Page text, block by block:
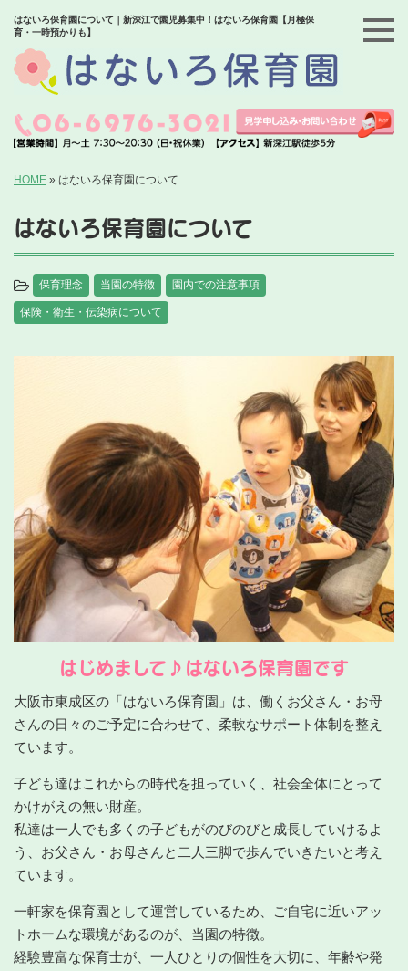
はないろ保育園について｜新深江で園児募集中！はないろ保育園【月極保
育・一時預かりも】
HOME » はないろ保育園について
はないろ保育園について
保育理念 当園の特徴 園内での注意事項
保険・衛生・伝染病について
はじめまして♪はないろ保育園です
大阪市東成区の「はないろ保育園」は、働くお父さん・お母
さんの日々のご予定に合わせて、柔軟なサポート体制を整え
ています。
子ども達はこれからの時代を担っていく、社会全体にとって
かけがえの無い財産。
私達は一人でも多くの子どもがのびのびと成長していけるよ
う、お父さん・お母さんと二人三脚で歩んでいきたいと考え
ています。
一軒家を保育園として運営しているため、ご自宅に近いアッ
トホームな環境があるのが、当園の特徴。
経験豊富な保育士が、一人ひとりの個性を大切に、年齢や発